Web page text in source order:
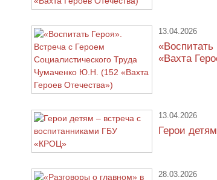
13.04.2026
«Вахта
13.04.2026
Герои
28.03.2026